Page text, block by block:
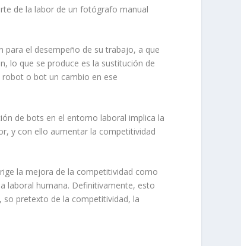
de la labor de un fotógrafo manual
para el desempeño de su trabajo, a que
lo que se produce es la sustitución de
o bot un cambio en ese
de bots en el entorno laboral implica la
y con ello aumentar la competitividad
la mejora de la competitividad como
laboral humana. Definitivamente, esto
pretexto de la competitividad, la